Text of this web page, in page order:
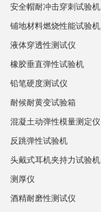
安全帽耐冲击穿刺试验机
铺地材料燃烧性能试验机
液体穿透性测试仪
橡胶垂直弹性试验机
铅笔硬度测试仪
耐候耐黄变试验箱
混凝土动弹性模量测定仪
反跳弹性试验机
头戴式耳机夹持力试验机
测厚仪
酒精耐磨性测试仪